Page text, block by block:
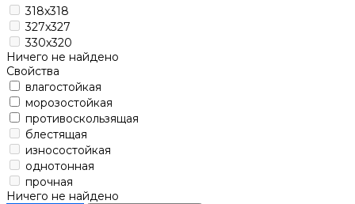
318x318
327x327
330x320
Ничего не найдено
Свойства
влагостойкая
морозостойкая
противоскользящая
блестящая
износостойкая
однотонная
прочная
Ничего не найдено